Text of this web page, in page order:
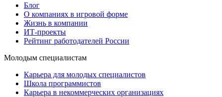
Блог
О компаниях в игровой форме
Жизнь в компании
ИТ-проекты
Рейтинг работодателей России
Молодым специалистам
Карьера для молодых специалистов
Школа программистов
Карьера в некоммерческих организациях